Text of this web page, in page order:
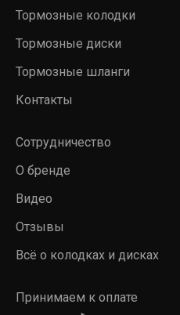
Тормозные колодки
Тормозные диски
Тормозные шланги
Контакты
Сотрудничество
О бренде
Видео
Отзывы
Всё о колодках и дисках
Принимаем к оплате